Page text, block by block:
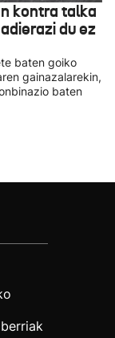
kontra talka
du ez
baten goiko
gainazalarekin,
baten